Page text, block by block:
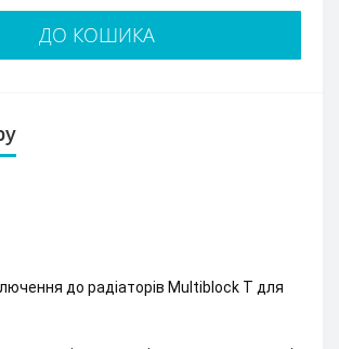
ДО КОШИКА
до радіаторів Multiblock T для